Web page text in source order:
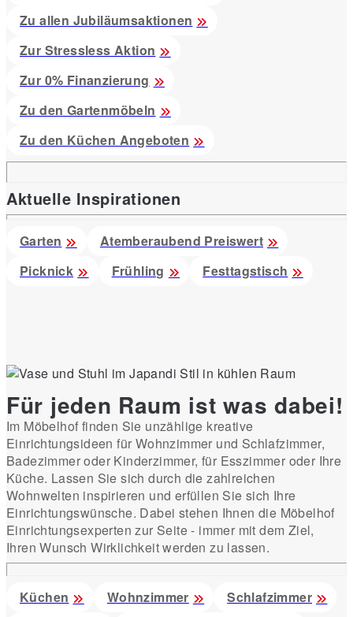
Zu allen Jubiläumsaktionen
Zur Stressless Aktion
Zur 0% Finanzierung
Zu den Gartenmöbeln
Zu den Küchen Angeboten
Aktuelle Inspirationen
Garten
Atemberaubend Preiswert
Picknick
Frühling Festtagstisch
Für jeden Raum ist was dabei!
Im Möbelhof finden Sie unzählige kreative
Einrichtungsideen für Wohnzimmer und Schlafzimmer,
Badezimmer oder Kinderzimmer, für Esszimmer oder Ihre
Küche. Lassen Sie sich durch die zahlreichen
Wohnwelten inspirieren und erfüllen Sie sich Ihre
Einrichtungswünsche. Dabei stehen Ihnen die Möbelhof
Einrichtungsexperten zur Seite - immer mit dem Ziel,
Ihren Wunsch Wirklichkeit werden zu lassen.
Küchen Wohnzimmer
Schlafzimmer